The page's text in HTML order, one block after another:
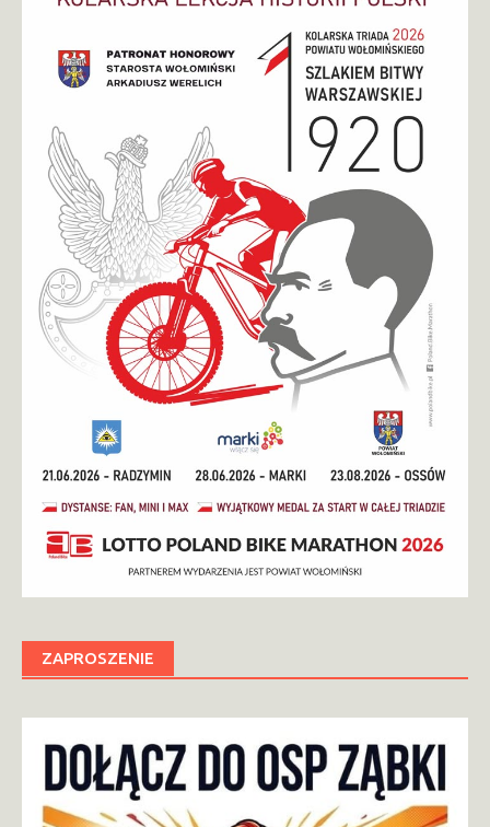
ZAPROSZENIE